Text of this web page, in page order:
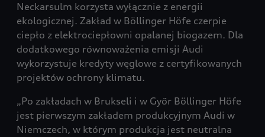
Neckarsulm korzysta wyłącznie z energii
ekologicznej. Zakład w Böllinger Höfe czerpie
ciepło z elektrociepłowni opalanej biogazem. Dla
dodatkowego równoważenia emisji Audi
wykorzystuje kredyty węglowe z certyfikowanych
projektów ochrony klimatu.
„Po zakładach w Brukseli i w Győr Böllinger Höfe
jest pierwszym zakładem produkcyjnym Audi w
Niemczech, w którym produkcja jest neutralna